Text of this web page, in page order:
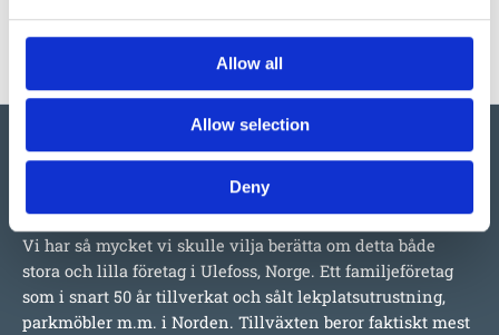
Allow all
Allow selection
Deny
Vi har så mycket vi skulle vilja berätta om detta både
stora och lilla företag i Ulefoss, Norge. Ett familjeföretag
som i snart 50 år tillverkat och sålt lekplatsutrustning,
parkmöbler m.m. i Norden. Tillväxten beror faktiskt mest